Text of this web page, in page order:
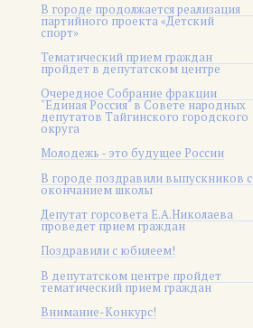
В городе продолжается реализация
партийного проекта «Детский
спорт»
Тематический прием граждан
пройдет в депутатском центре
Очередное Собрание фракции
"Единая Россия" в Совете народных
депутатов Тайгинского городского
округа
Молодежь - это будущее России
В городе поздравили выпускников с
окончанием школы
Депутат горсовета Е.А.Николаева
проведет прием граждан
Поздравили с юбилеем!
В депутатском центре пройдет
тематический прием граждан
Внимание-Конкурс!